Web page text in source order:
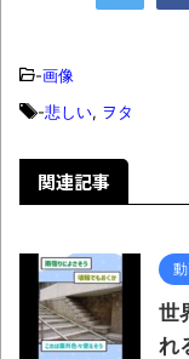
バージョ
ップ
高嶋ちさ
件の一部始
【呆然】
お！！！！
果･････････
【動画】
-画像
-悲しい, ヲタ
関連記事
世
れ